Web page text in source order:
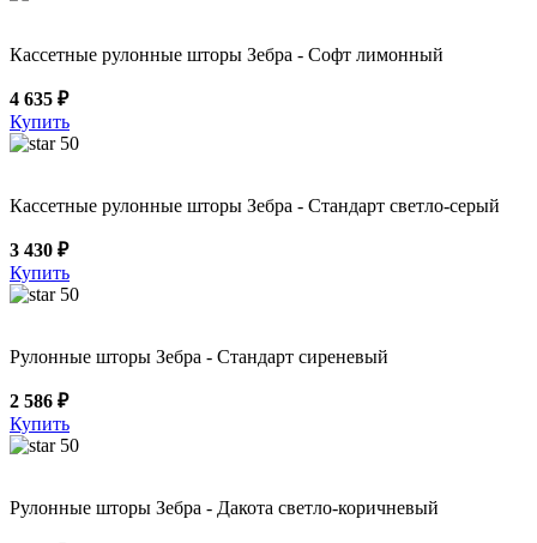
Кассетные рулонные шторы Зебра - Софт лимонный
4 635 ₽
Купить
50
Кассетные рулонные шторы Зебра - Стандарт светло-серый
3 430 ₽
Купить
50
Рулонные шторы Зебра - Стандарт сиреневый
2 586 ₽
Купить
50
Рулонные шторы Зебра - Дакота светло-коричневый